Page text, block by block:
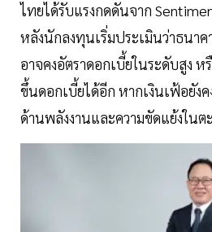
ไทยได้รับแรงกดดันจาก
หลังนักลงทุนเริ่มประเมินว่าธนาค
อาจคงอัตราดอกเบี้ยในระดับสูง
ขึ้นดอกเบี้ยได้อีก หากเงินเฟ้อยังค
ด้านพลังงานและความขัดแย้งในต